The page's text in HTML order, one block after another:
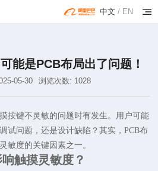
中文 / EN
能是PCB布局出了问题！
05-30 浏览次数: 1028
按键不灵敏的问题时有发生。用户可能
试问题，还是设计缺陷？其实，PCB布
敏度的关键因素之一。
触摸灵敏度？